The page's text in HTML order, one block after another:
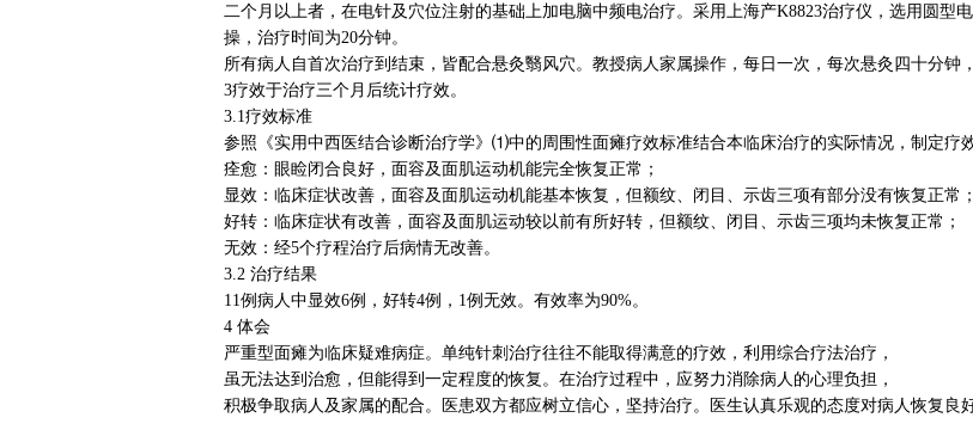
二个月以上者，在电针及穴位注射的基础上加电脑中频电治疗。采用上海产K8823治疗仪，选用圆型
操，治疗时间为20分钟。
所有病人自首次治疗到结束，皆配合悬灸翳风穴。教授病人家属操作，每日一次，每次悬灸四十分钟
3疗效于治疗三个月后统计疗效。
3.1疗效标准
参照《实用中西医结合诊断治疗学》⑴中的周围性面瘫疗效标准结合本临床治疗的实际情况，制定疗
痊愈：眼睑闭合良好，面容及面肌运动机能完全恢复正常；
显效：临床症状改善，面容及面肌运动机能基本恢复，但额纹、闭目、示齿三项有部分没有恢复正常；
好转：临床症状有改善，面容及面肌运动较以前有所好转，但额纹、闭目、示齿三项均未恢复正常；
无效：经5个疗程治疗后病情无改善。
3.2 治疗结果
11例病人中显效6例，好转4例，1例无效。有效率为90%。
4 体会
严重型面瘫为临床疑难病症。单纯针刺治疗往往不能取得满意的疗效，利用综合疗法治疗，
虽无法达到治愈，但能得到一定程度的恢复。在治疗过程中，应努力消除病人的心理负担，
积极争取病人及家属的配合。医患双方都应树立信心，坚持治疗。医生认真乐观的态度对病人恢复良